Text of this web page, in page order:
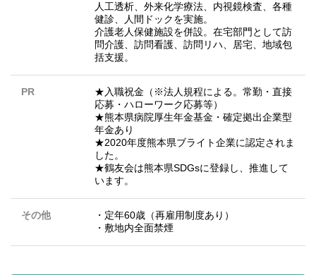
人工透析、外来化学療法、内視鏡検査、各種
健診、人間ドックを実施。
介護老人保健施設を併設。在宅部門として訪
問介護、訪問看護、訪問リハ、居宅、地域包
括支援。
PR
★入職祝金（※法人規程による。常勤・直接
応募・ハローワーク応募等）
★熊本県病院厚生年金基金・確定拠出企業型
年金あり
★2020年度熊本県ブライト企業に認定されま
した。
★鶴友会は熊本県SDGsに登録し、推進して
います。
その他
・定年60歳（再雇用制度あり）
・敷地内全面禁煙